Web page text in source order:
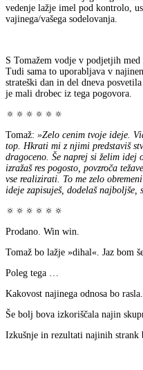
vedenje lažje imel pod kontrolo,
vajinega/vašega sodelovanja.
S Tomažem vodje v podjetjih
Tudi sama to uporabljava v
strateški dan in del dneva
je mali drobec iz tega pogovora.
🔅🔅🔅🔅🔅🔅
Tomaž: »Zelo cenim tvoje ideje.
top. Hkrati mi z njimi predstaviš
dragoceno. Še naprej si želim
izražaš res pogosto, povzroča
vse realizirati. To me zelo
ideje zapisuješ, dodelaš najboljše,
🔅🔅🔅🔅🔅🔅
Prodano. Win win.
Tomaž bo lažje »dihal«. Jaz bom
Poleg tega …
Kakovost najinega odnosa bo rasla.
Še bolj bova izkoriščala najin
Izkušnje in rezultati najinih strank